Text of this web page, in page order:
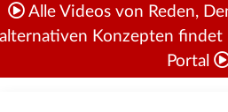
Alle Videos von Reden,
Konzepten findet
Portal